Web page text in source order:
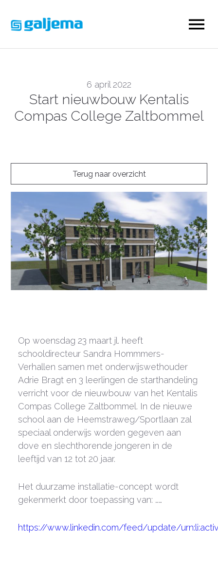
6 april 2022
Start nieuwbouw Kentalis
Compas College Zaltbommel
Terug naar overzicht
Op woensdag 23 maart jl. heeft
schooldirecteur Sandra Hommmers-
Verhallen samen met onderwijswethouder
Adrie Bragt en 3 leerlingen de starthandeling
verricht voor de nieuwbouw van het Kentalis
Compas College Zaltbommel. In de nieuwe
school aan de Heemstraweg/Sportlaan zal
speciaal onderwijs worden gegeven aan
dove en slechthorende jongeren in de
leeftijd van 12 tot 20 jaar.
Het duurzame installatie-concept wordt
gekenmerkt door toepassing van: ……
https://www.linkedin.com/feed/update/